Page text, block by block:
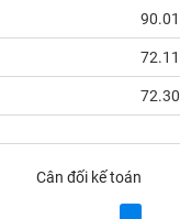
90.01
72.11
72.30
Cân đối kế toán